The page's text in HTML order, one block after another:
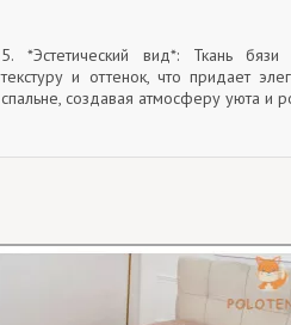
5. *Эстетический вид*: Ткань
текстуру и оттенок, что придает
спальне, создавая атмосферу уюта и